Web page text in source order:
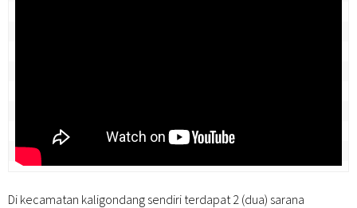
Di kecamatan kaligondang sendiri terdapat 2 (dua) sarana